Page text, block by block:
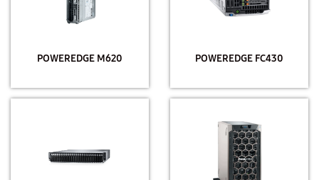
POWEREDGE M620 POWEREDGE FC430